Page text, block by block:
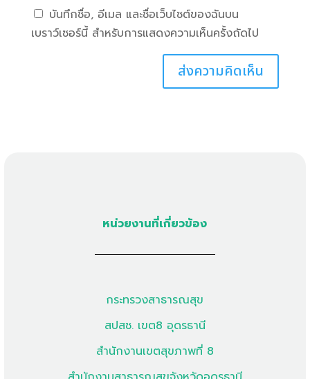
บันทึกชื่อ, อีเมล และชื่อเว็บไซต์ของฉันบน
เบราว์เซอร์นี้ สำหรับการแสดงความเห็นครั้งถัดไป
หน่วยงานที่เกี่ยวข้อง
กระทรวงสาธารณสุข
สปสช. เขต8 อุดรธานี
สำนักงานเขตสุขภาพที่ 8